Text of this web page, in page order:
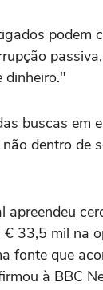
podem
dinheiro."
buscas em
dentro de
apreendeu
33,5 mil na
fonte que
à BBC